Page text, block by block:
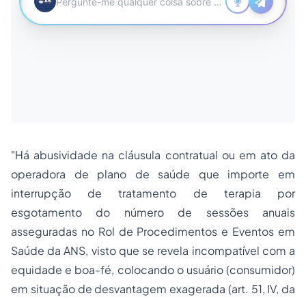
"Há abusividade na cláusula contratual ou em ato da
operadora de plano de saúde que importe em
interrupção de tratamento de terapia por
esgotamento do número de sessões anuais
asseguradas no Rol de Procedimentos e Eventos em
Saúde da ANS, visto que se revela incompatível com a
equidade e boa-fé, colocando o usuário (consumidor)
em situação de desvantagem exagerada (art. 51, IV, da